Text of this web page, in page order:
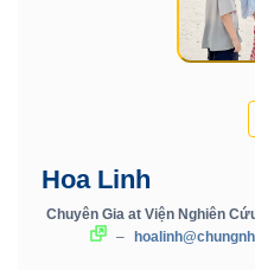
Hoa Linh
Chuyên Gia at Viện Nghiên
–